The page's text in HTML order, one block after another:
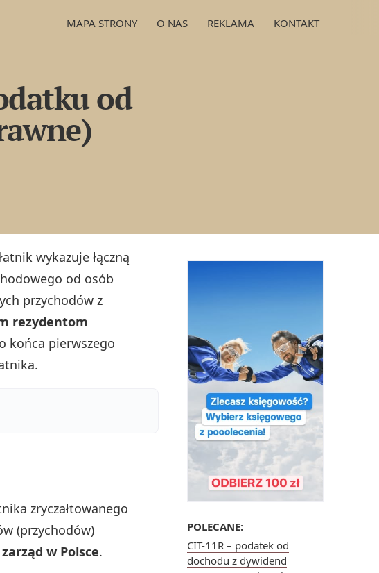
MAPA STRONY O NAS REKLAMA KONTAKT
od
POLECANE:
CIT-11R – podatek od
dochodu z dywidend
wykazuje łączną
od osób
przychodów z
rezydentom
końca pierwszego
zryczałtowanego
(przychodów)
w Polsce.